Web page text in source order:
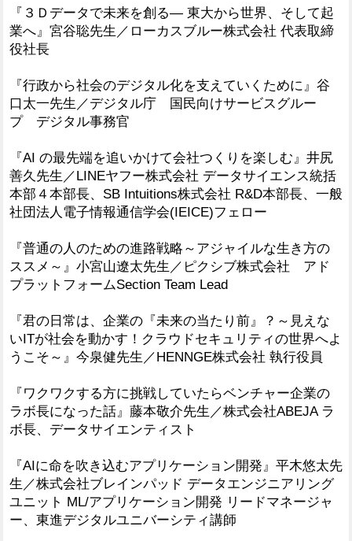
『３Ｄデータで未来を創る― 東大から世界、そして起
業へ』宮谷聡先生／ローカスブルー株式会社 代表取締
役社長
『行政から社会のデジタル化を支えていくために』谷
口太一先生／デジタル庁 国民向けサービスグルー
プ デジタル事務官
『AI の最先端を追いかけて会社つくりを楽しむ』井尻
善久先生／LINEヤフー株式会社 データサイエンス統括
本部４本部長、SB Intuitions株式会社 R&D本部長、一般
社団法人電子情報通信学会(IEICE)フェロー
『普通の人のための進路戦略～アジャイルな生き方の
ススメ～』小宮山遼太先生／ピクシブ株式会社 アド
プラットフォームSection Team Lead
『君の日常は、企業の『未来の当たり前』？～見えな
いITが社会を動かす！クラウドセキュリティの世界へよ
うこそ～』今泉健先生／HENNGE株式会社 執行役員
『ワクワクする方に挑戦していたらベンチャー企業の
ラボ長になった話』藤本敬介先生／株式会社ABEJA ラ
ボ長、データサイエンティスト
『AIに命を吹き込むアプリケーション開発』平木悠太先
生／株式会社ブレインパッド データエンジニアリング
ユニット ML/アプリケーション開発 リードマネージャ
ー、東進デジタルユニバーシティ講師